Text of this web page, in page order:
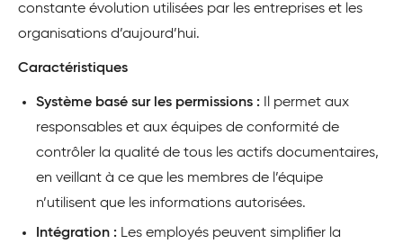
constante évolution utilisées par les entreprises et les
organisations d’aujourd’hui.
Caractéristiques
Système basé sur les permissions :
Il permet aux
responsables et aux équipes de conformité de
contrôler la qualité de tous les actifs documentaires,
en veillant à ce que les membres de l’équipe
n’utilisent que les informations autorisées.
Intégration : Les employés peuvent simplifier la